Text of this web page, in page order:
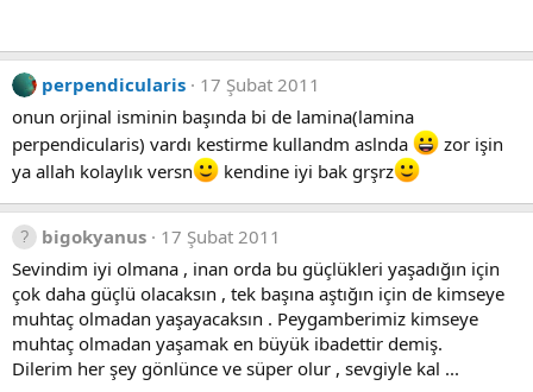
perpendicularis
17 Şubat 2011
onun orjinal isminin başında bi de lamina(lamina
perpendicularis) vardı kestirme kullandm aslnda
zor işin
ya allah kolaylık versn
kendine iyi bak grşrz
bigokyanus
17 Şubat 2011
Sevindim iyi olmana , inan orda bu güçlükleri yaşadığın için
çok daha güçlü olacaksın , tek başına aştığın için de kimseye
muhtaç olmadan yaşayacaksın . Peygamberimiz kimseye
muhtaç olmadan yaşamak en büyük ibadettir demiş.
Dilerim her şey gönlünce ve süper olur , sevgiyle kal ...